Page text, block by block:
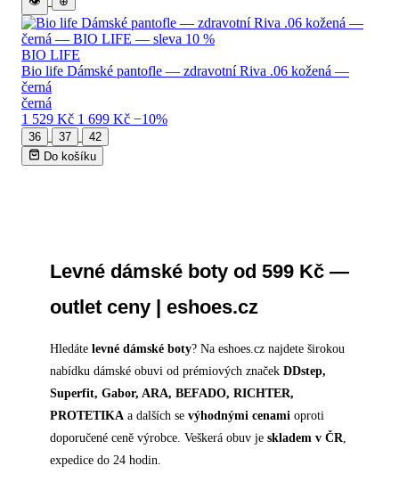
BIO LIFE
Bio life Dámské pantofle — zdravotní Riva .06 kožená —
černá
černá
1 529 Kč 1 699 Kč −10%
36 37
42
Do košíku
Levné dámské boty od 599 Kč —
outlet ceny | eshoes.cz
Hledáte levné dámské boty? Na eshoes.cz najdete širokou
nabídku dámské obuvi od prémiových značek DDstep,
Superfit, Gabor, ARA, BEFADO, RICHTER,
PROTETIKA a dalších se výhodnými cenami oproti
doporučené ceně výrobce. Veškerá obuv je skladem v ČR
expedice do 24 hodin.